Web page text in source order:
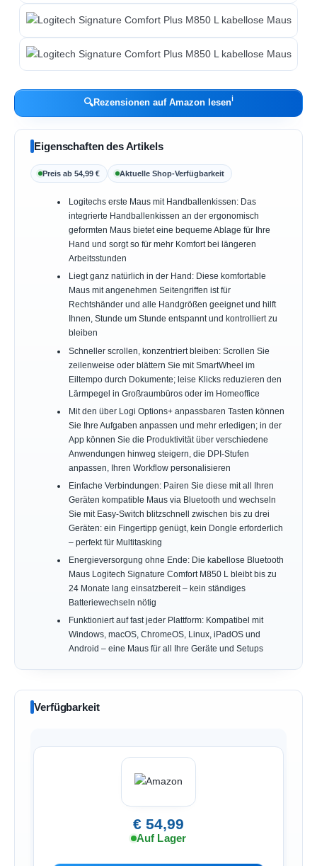
🔍Rezensionen auf Amazon lesenℹ︎
Eigenschaften des Artikels
Preis ab 54,99 € Aktuelle Shop-Verfügbarkeit
Logitechs erste Maus mit Handballenkissen: Das
integrierte Handballenkissen an der ergonomisch
geformten Maus bietet eine bequeme Ablage für Ihre
Hand und sorgt so für mehr Komfort bei längeren
Arbeitsstunden
Liegt ganz natürlich in der Hand: Diese komfortable
Maus mit angenehmen Seitengriffen ist für
Rechtshänder und alle Handgrößen geeignet und hilft
Ihnen, Stunde um Stunde entspannt und kontrolliert zu
bleiben
Schneller scrollen, konzentriert bleiben: Scrollen Sie
zeilenweise oder blättern Sie mit SmartWheel im
Eiltempo durch Dokumente; leise Klicks reduzieren den
Lärmpegel in Großraumbüros oder im Homeoffice
Mit den über Logi Options+ anpassbaren Tasten können
Sie Ihre Aufgaben anpassen und mehr erledigen; in der
App können Sie die Produktivität über verschiedene
Anwendungen hinweg steigern, die DPI-Stufen
anpassen, Ihren Workflow personalisieren
Einfache Verbindungen: Pairen Sie diese mit all Ihren
Geräten kompatible Maus via Bluetooth und wechseln
Sie mit Easy-Switch blitzschnell zwischen bis zu drei
Geräten: ein Fingertipp genügt, kein Dongle erforderlich
– perfekt für Multitasking
Energieversorgung ohne Ende: Die kabellose Bluetooth
Maus Logitech Signature Comfort M850 L bleibt bis zu
24 Monate lang einsatzbereit – kein ständiges
Batteriewechseln nötig
Funktioniert auf fast jeder Plattform: Kompatibel mit
Windows, macOS, ChromeOS, Linux, iPadOS und
Android – eine Maus für all Ihre Geräte und Setups
Verfügbarkeit
€ 54,99
Auf Lager